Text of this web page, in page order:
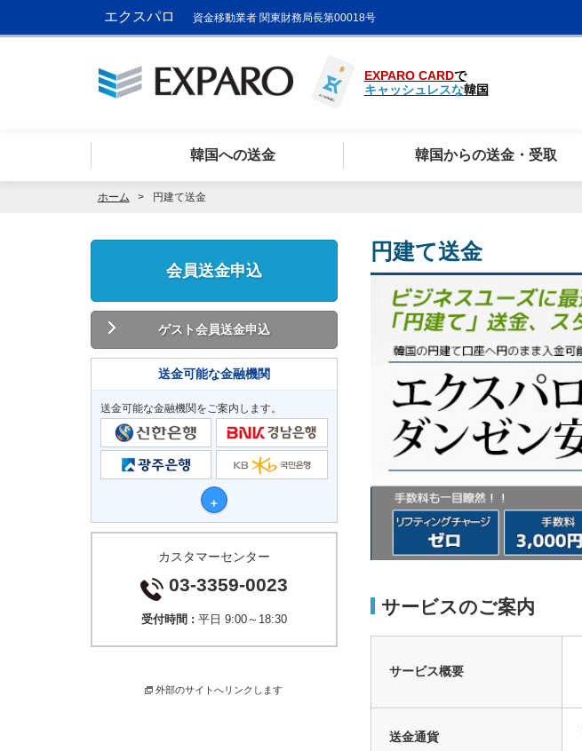
エクスパロ 資金移動業者 関東財務局長第00018号
EXPARO CARDで
キャッシュレスな韓国
韓国への送金 韓国からの送金・受取
ホーム 円建て送金
円建て送金
サービスのご案内
サービス概要
送金通貨
会員送金申込
ゲスト会員送金申込
送金可能な金融機関
送金可能な金融機関をご案内します。
カスタマーセンター
03-3359-0023
受付時間 : 平日 9:00～18:30
外部のサイトへリンクします